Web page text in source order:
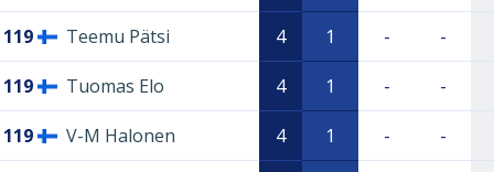
119 Teemu Pätsi 4 1 - -
119 Tuomas Elo 4 1 - -
119 V-M Halonen 4 1 - -